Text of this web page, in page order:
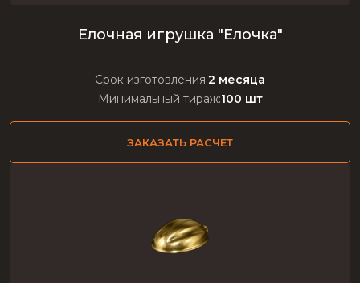
Елочная игрушка "Елочка"
Срок изготовления:2 месяца
Минимальный тираж:100 шт
ЗАКАЗАТЬ РАСЧЕТ